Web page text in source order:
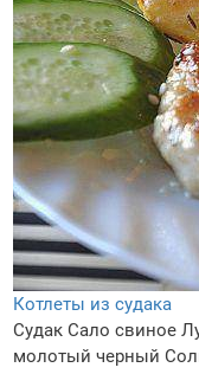
Котлеты из судака
Судак Сало свиное
молотый черный